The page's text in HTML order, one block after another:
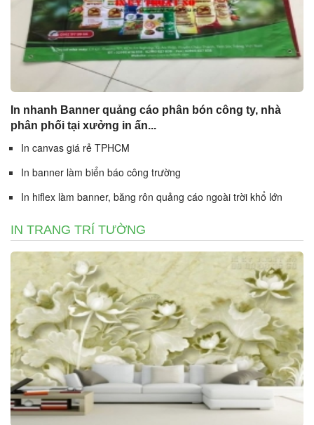
In nhanh Banner quảng cáo phân bón công ty, nhà
phân phối tại xưởng in ấn...
In canvas giá rẻ TPHCM
In banner làm biển báo công trường
In hiflex làm banner, băng rôn quảng cáo ngoài trời khổ lớn
IN TRANG TRÍ TƯỜNG